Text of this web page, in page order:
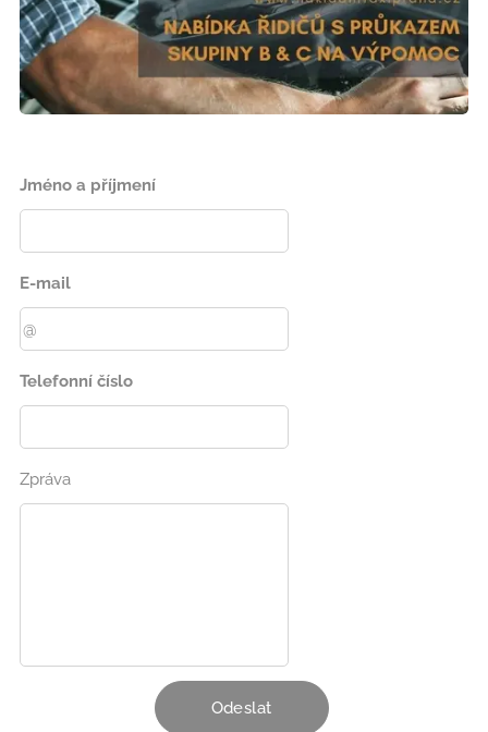
Jméno a příjmení
E-mail
Telefonní číslo
Zpráva
Odeslat